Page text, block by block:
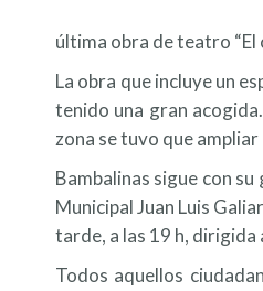
última obra de teatro “El
La obra que incluye un
tenido una gran
zona se tuvo que
Bambalinas sigue con
Municipal Juan Luis
tarde, a las 19 h, dirigida
Todos aquellos